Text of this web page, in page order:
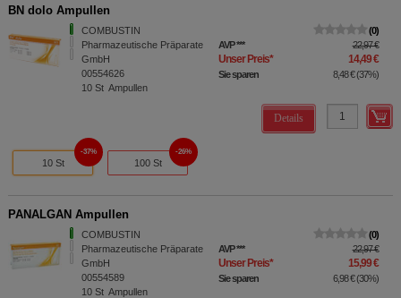
BN dolo Ampullen
COMBUSTIN
Pharmazeutische Präparate
GmbH
00554626
10 St Ampullen
0
AVP*** 22,97 €
Unser Preis* 14,49 €
Sie sparen 8,48 €(37%)
Details
10 St
37%
100 St
26%
PANALGAN Ampullen
COMBUSTIN
Pharmazeutische Präparate
GmbH
00554589
10 St Ampullen
0
AVP*** 22,97 €
Unser Preis* 15,99 €
Sie sparen 6,98 €(30%)